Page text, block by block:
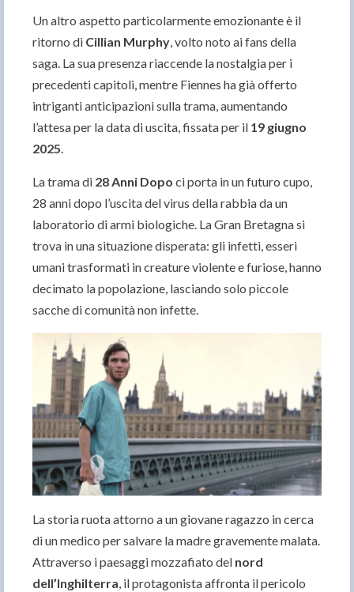
Un altro aspetto particolarmente emozionante è il
ritorno di Cillian Murphy, volto noto ai fans della
saga. La sua presenza riaccende la nostalgia per i
precedenti capitoli, mentre Fiennes ha già offerto
intriganti anticipazioni sulla trama, aumentando
l’attesa per la data di uscita, fissata per il 19 giugno
2025.
La trama di 28 Anni Dopo ci porta in un futuro cupo,
28 anni dopo l’uscita del virus della rabbia da un
laboratorio di armi biologiche. La Gran Bretagna si
trova in una situazione disperata: gli infetti, esseri
umani trasformati in creature violente e furiose, hanno
decimato la popolazione, lasciando solo piccole
sacche di comunità non infette.
La storia ruota attorno a un giovane ragazzo in cerca
di un medico per salvare la madre gravemente malata.
Attraverso i paesaggi mozzafiato del nord
dell’Inghilterra, il protagonista affronta il pericolo